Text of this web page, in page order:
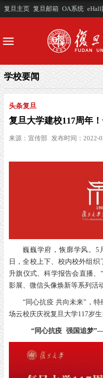
复旦主页 复旦邮箱 OA系统
学校要闻
头条复旦
复旦大学建校117周年
来源： 宣传部 发布时间：2022-
巍巍学府，恢廓学风。 5
日，全校上下、校内校外组织
升旗仪式、科学报告会直播、
影展、微信头像焕新等系列活
“同心抗疫 共向未来”， 特
场云校庆庆祝复旦大学117岁生
“同心抗疫 强国追梦”